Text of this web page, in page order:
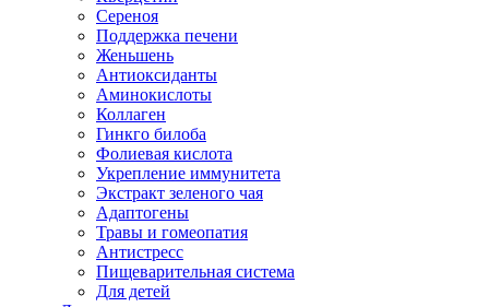
Сереноя
Поддержка печени
Женьшень
Антиоксиданты
Аминокислоты
Коллаген
Гинкго билоба
Фолиевая кислота
Укрепление иммунитета
Экстракт зеленого чая
Адаптогены
Травы и гомеопатия
Антистресс
Пищеварительная система
Для детей